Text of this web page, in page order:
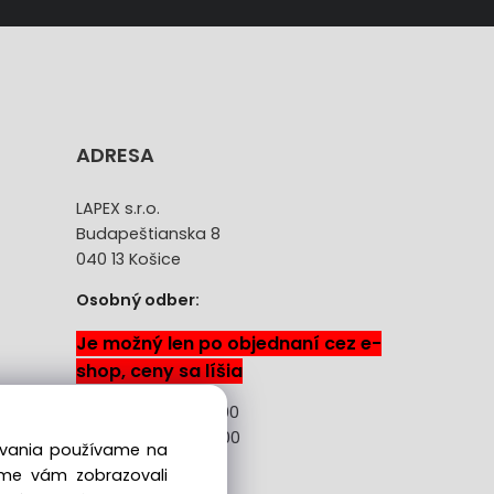
ADRESA
LAPEX s.r.o.
Budapeštianska 8
040 13 Košice
Osobný odber:
Je možný len po objednaní cez e-
shop, ceny sa líšia
Pon-Pia: 08:00 -18:00
Sobota: 08:00 - 13:00
používame na
vám zobrazovali